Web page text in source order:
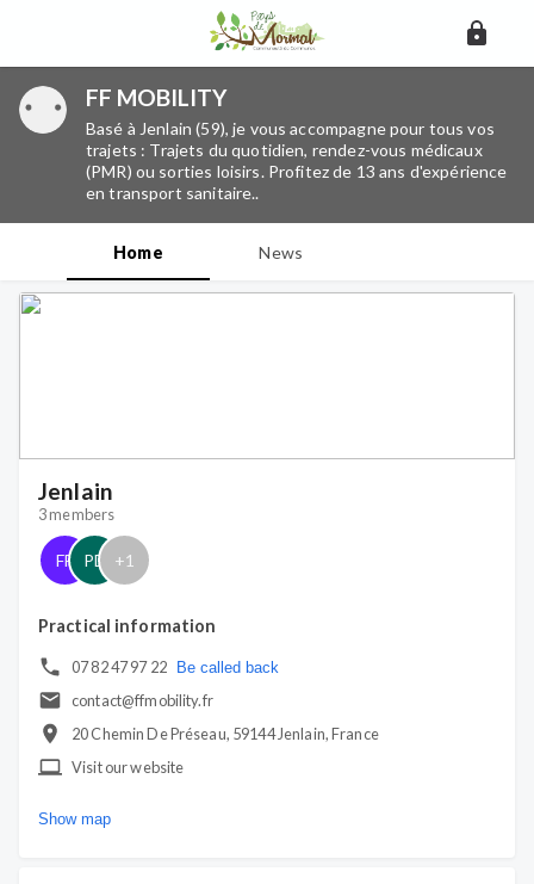
FF MOBILITY
Basé à Jenlain (59), je vous accompagne pour tous vos
trajets : Trajets du quotidien, rendez-vous médicaux
(PMR) ou sorties loisirs. Profitez de 13 ans d'expérience
en transport sanitaire..
Home News
Jenlain
3 members
FF PD +1
Practical information
07 82 47 97 22 Be called back
contact@ffmobility.fr
20 Chemin De Préseau, 59144 Jenlain, France
Visit our website
Show map